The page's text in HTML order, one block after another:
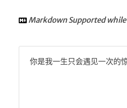
Markdown Supported
你是我一生只会遇见一次的